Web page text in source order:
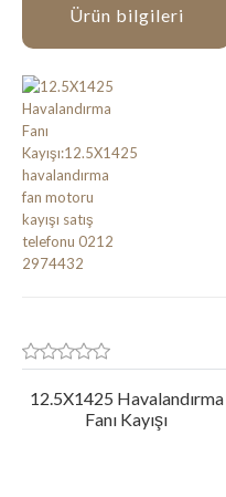
Ürün bilgileri
12.5X1425 Havalandırma
Fanı Kayışı